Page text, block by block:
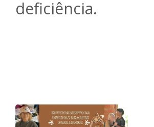
deficiência.